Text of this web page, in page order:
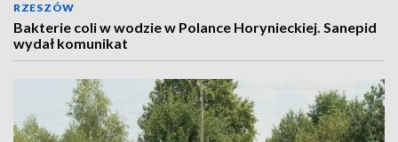
RZESZÓW
Bakterie coli w wodzie w Polance Horynieckiej. Sanepid
wydał komunikat